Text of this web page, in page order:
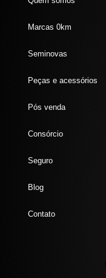
Marcas 0km
Seminovas
Peças e acessórios
Pós venda
Consórcio
Seguro
Blog
Contato